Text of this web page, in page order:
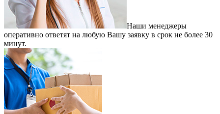
Наши менеджеры
оперативно ответят на любую Вашу заявку в срок не более 30
минут.